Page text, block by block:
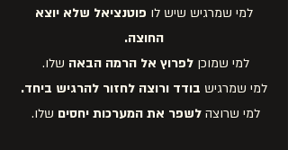
למי שמרגיש שיש לו פוטנציאל שלא יוצא
החוצה.
למי שמוכן לפרוץ אל הרמה הבאה שלו.
למי שמרגיש בודד ורוצה לחזור להרגיש ביחד.
למי שרוצה לשפר את המערכות יחסים שלו.